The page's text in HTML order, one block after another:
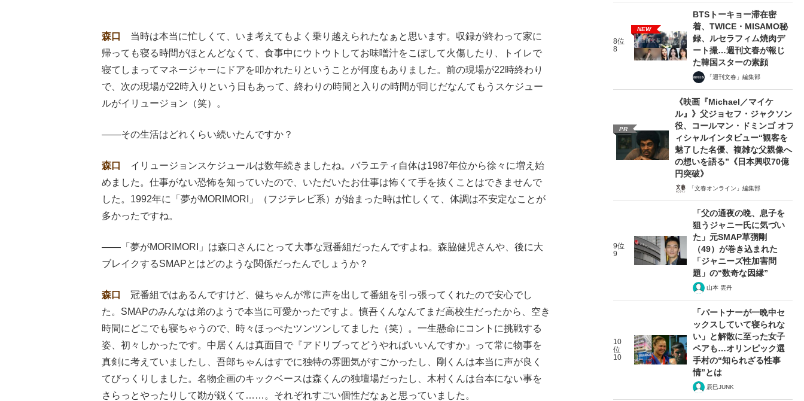
森口
当時は本当に忙しくて、いま考えてもよく乗り越えられたなぁと思います。収録が終わって家に
帰っても寝る時間がほとんどなくて、食事中にウトウトしてお味噌汁をこぼして火傷したり、トイレで
寝てしまってマネージャーにドアを叩かれたりということが何度もありました。前の現場が22時終わり
で、次の現場が22時入りという日もあって、終わりの時間と入りの時間が同じだなんてもうスケジュー
ルがイリュージョン（笑）。
――その生活はどれくらい続いたんですか？
森口
イリュージョンスケジュールは数年続きましたね。バラエティ自体は1987年位から徐々に増え始
めました。仕事がない恐怖を知っていたので、いただいたお仕事は怖くて手を抜くことはできませんで
した。1992年に「夢がMORIMORI」（フジテレビ系）が始まった時は忙しくて、体調は不安定なことが
多かったですね。
――「夢がMORIMORI」は森口さんにとって大事な冠番組だったんですよね。森脇健児さんや、後に大
ブレイクするSMAPとはどのような関係だったんでしょうか？
森口
冠番組ではあるんですけど、健ちゃんが常に声を出して番組を引っ張ってくれたので安心でし
た。SMAPのみんなは弟のようで本当に可愛かったですよ。慎吾くんなんてまだ高校生だったから、空き
時間にどこでも寝ちゃうので、時々ほっぺたツンツンしてました（笑）。一生懸命にコントに挑戦する
姿、初々しかったです。中居くんは真面目で『アドリブってどうやればいいんですか』って常に物事を
真剣に考えていましたし、吾郎ちゃんはすでに独特の雰囲気がすごかったし、剛くんは本当に声が良く
てびっくりしました。名物企画のキックベースは森くんの独壇場だったし、木村くんは台本にない事を
さらっとやったりして勘が鋭くて……。それぞれすごい個性だなぁと思っていました。
8位
8
NEW
BTSトーキョー滞在密
着、TWICE・MISAMO秘
録、ルセラフィム焼肉デ
ート撮…週刊文春が報じ
た韓国スターの素顔
「週刊文春」編集部
PR
《映画『Michael／マイケ
ル』》父ジョセフ・ジャクソン
役、コールマン・ドミンゴ オフ
ィシャルインタビュー“観客を
魅了した名優、複雑な父親像へ
の想いを語る”《日本興収70億
円突破》
「文春オンライン」編集部
9位
9
「父の通夜の晩、息子を
狙うジャニー氏に気づい
た」元SMAP草彅剛
（49）が巻き込まれた
「ジャニーズ性加害問
題」の“数奇な因縁”
山本 雲丹
10
位
10
「パートナーが一晩中セ
ックスしていて寝られな
い」と解散に至った女子
ペアも…オリンピック選
手村の“知られざる性事
情”とは
辰巳JUNK